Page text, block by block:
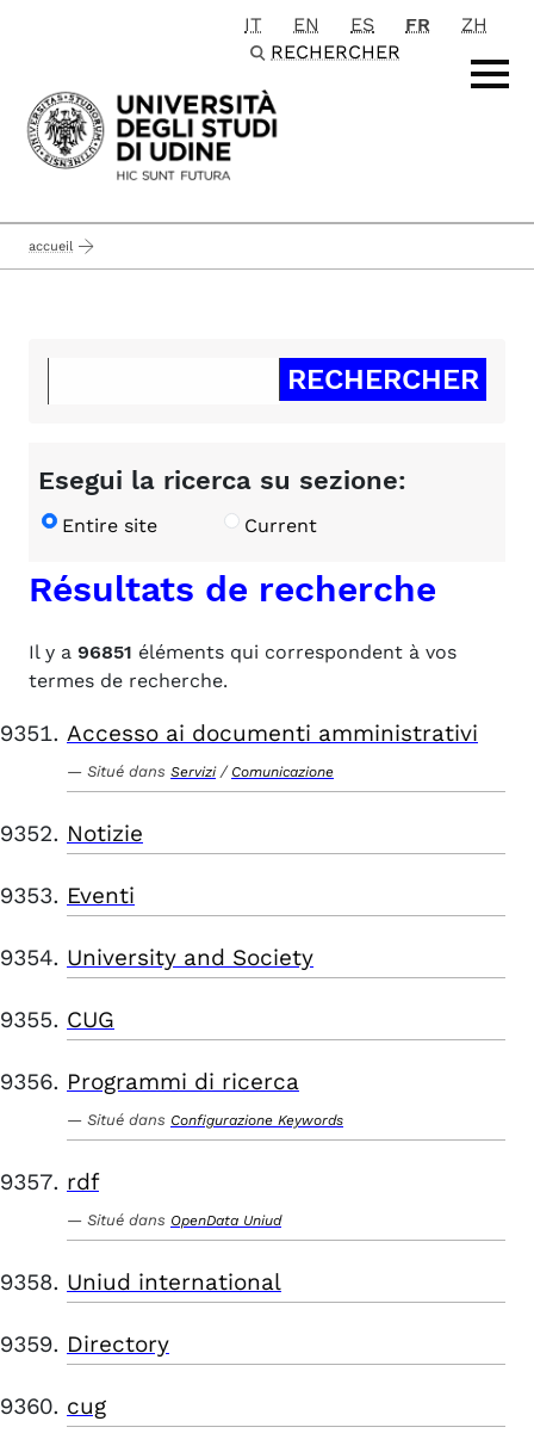
Passa al contenuto principale
IT EN ES FR
ZH
RECHERCHER
accueil
Esegui la ricerca su sezione:
Entire site Current
Résultats de recherche
Il y a 96851 éléments qui correspondent à vos
termes de recherche.
Accesso ai documenti amministrativi
Situé dans Servizi / Comunicazione
Notizie
Eventi
University and Society
CUG
Programmi di ricerca
Situé dans Configurazione Keywords
rdf
Situé dans OpenData Uniud
Uniud international
Directory
cug